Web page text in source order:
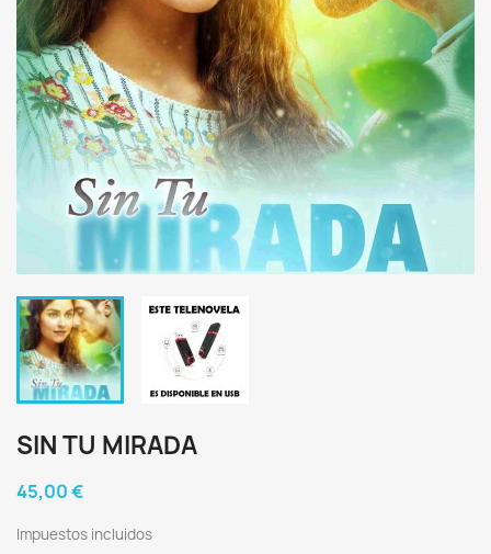
SIN TU MIRADA
45,00 €
Impuestos incluidos